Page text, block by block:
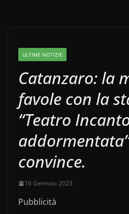
ULTIME NOTIZIE
Catanzaro: la
favole con la
“Teatro
convince.
16 Gennaio 2023
Pubblicità